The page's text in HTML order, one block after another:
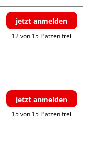
jetzt anmelden
12 von 15 Plätzen frei
jetzt anmelden
15 von 15 Plätzen frei